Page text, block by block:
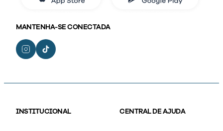
MANTENHA-SE CONECTADA
INSTITUCIONAL CENTRAL DE AJUDA